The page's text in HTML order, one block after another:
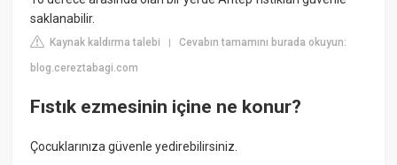
saklanabilir.
Kaynak kaldırma talebi |Cevabın tamamını burada okuyun:
blog.cereztabagi.com
Fıstık ezmesinin içine ne konur?
Çocuklarınıza güvenle yedirebilirsiniz.